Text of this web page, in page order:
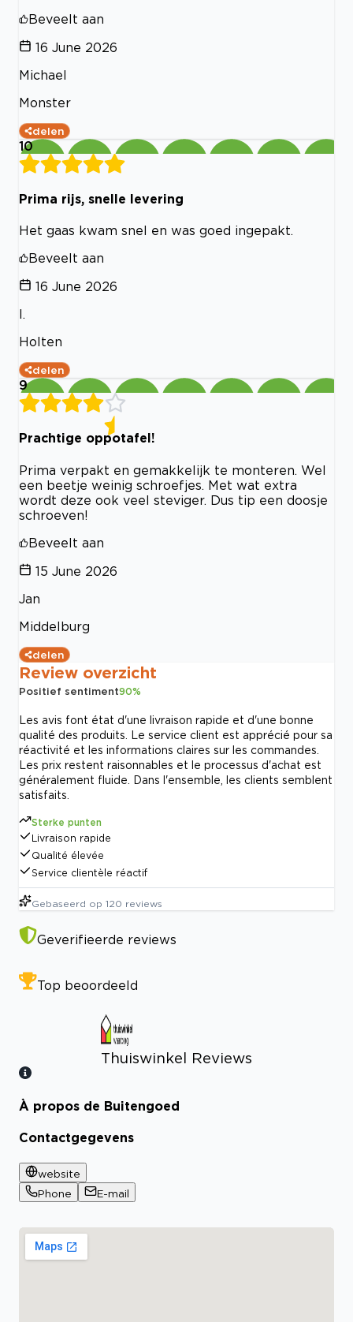
Beveelt aan
16 June 2026
Michael
Monster
delen
10
Prima rijs, snelle levering
Het gaas kwam snel en was goed ingepakt.
Beveelt aan
16 June 2026
I.
Holten
delen
9
Prachtige oppotafel!
Prima verpakt en gemakkelijk te monteren. Wel
een beetje weinig schroefjes. Met wat extra
wordt deze ook veel steviger. Dus tip een doosje
schroeven!
Beveelt aan
15 June 2026
Jan
Middelburg
delen
Review overzicht
Positief sentiment90%
Les avis font état d'une livraison rapide et d'une bonne
qualité des produits. Le service client est apprécié pour sa
réactivité et les informations claires sur les commandes.
Les prix restent raisonnables et le processus d'achat est
généralement fluide. Dans l'ensemble, les clients semblent
satisfaits.
Sterke punten
Livraison rapide
Qualité élevée
Service clientèle réactif
Gebaseerd op 120 reviews
Geverifieerde reviews
Top beoordeeld
Thuiswinkel Reviews
Bekijk certificaat
À propos de Buitengoed
Contactgegevens
website
Phone
E-mail